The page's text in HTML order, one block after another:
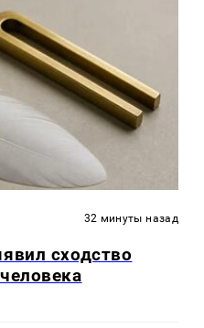
32 минуты назад
сходство